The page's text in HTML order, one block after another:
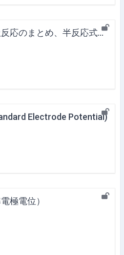
酸化還元反応（呼吸反応のまとめ、半反応式の一般化）
Electrode Potential)
極電位）